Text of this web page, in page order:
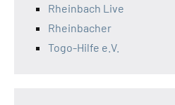
Rheinbach Live
Rheinbacher
Togo-Hilfe e.V.